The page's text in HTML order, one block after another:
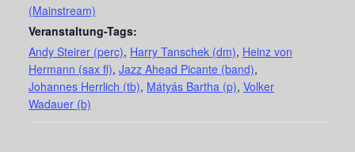
(Mainstream)
Veranstaltung-Tags:
Andy Steirer (perc), Harry Tanschek (dm), Heinz von
Hermann (sax fl), Jazz Ahead Picante (band),
Johannes Herrlich (tb), Mátyás Bartha (p), Volker
Wadauer (b)